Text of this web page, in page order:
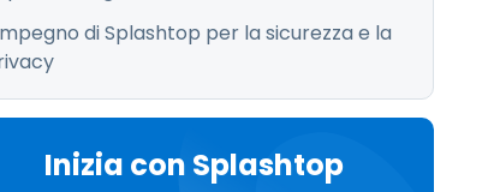
di Splashtop per la sicurezza e la
Inizia con Splashtop